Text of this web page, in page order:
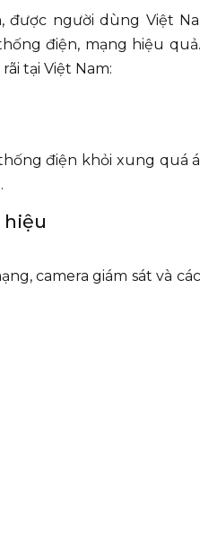
được người dùng Việt
điện, mạng hiệu
tại Việt Nam:
điện khỏi xung quá
camera giám sát và